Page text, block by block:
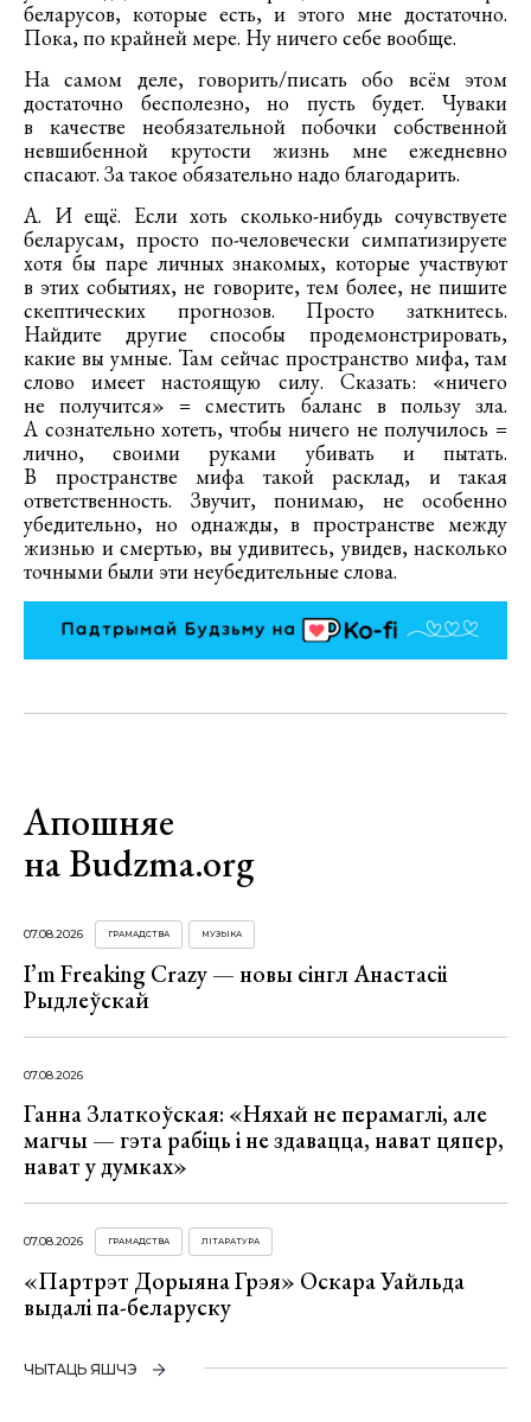
беларусов, которые есть, и этого мне достаточно.
Пока, по крайней мере. Ну ничего себе вообще.
На самом деле, говорить/писать обо всём этом
достаточно бесполезно, но пусть будет. Чуваки
в качестве необязательной побочки собственной
невшибенной крутости жизнь мне ежедневно
спасают. За такое обязательно надо благодарить.
А. И ещё. Если хоть сколько-нибудь сочувствуете
беларусам, просто по-человечески симпатизируете
хотя бы паре личных знакомых, которые участвуют
в этих событиях, не говорите, тем более, не пишите
скептических прогнозов. Просто заткнитесь.
Найдите другие способы продемонстрировать,
какие вы умные. Там сейчас пространство мифа, там
слово имеет настоящую силу. Сказать: «ничего
не получится» = сместить баланс в пользу зла.
А сознательно хотеть, чтобы ничего не получилось =
лично, своими руками убивать и пытать.
В пространстве мифа такой расклад, и такая
ответственность. Звучит, понимаю, не особенно
убедительно, но однажды, в пространстве между
жизнью и смертью, вы удивитесь, увидев, насколько
точными были эти неубедительные слова.
Апошняе
на Budzma.org
07.08.2026 ГРАМАДСТВА МУЗЫКА
I’m Freaking Crazy — новы сінгл Анастасіі
Рыдлеўскай
07.08.2026
Ганна Златкоўская: «Няхай не перамаглі, але
магчы — гэта рабіць і не здавацца, нават цяпер,
нават у думках»
07.08.2026 ГРАМАДСТВА ЛІТАРАТУРА
«Партрэт Дорыяна Грэя» Оскара Уайльда
выдалі па-беларуску
ЧЫТАЦЬ ЯШЧЭ